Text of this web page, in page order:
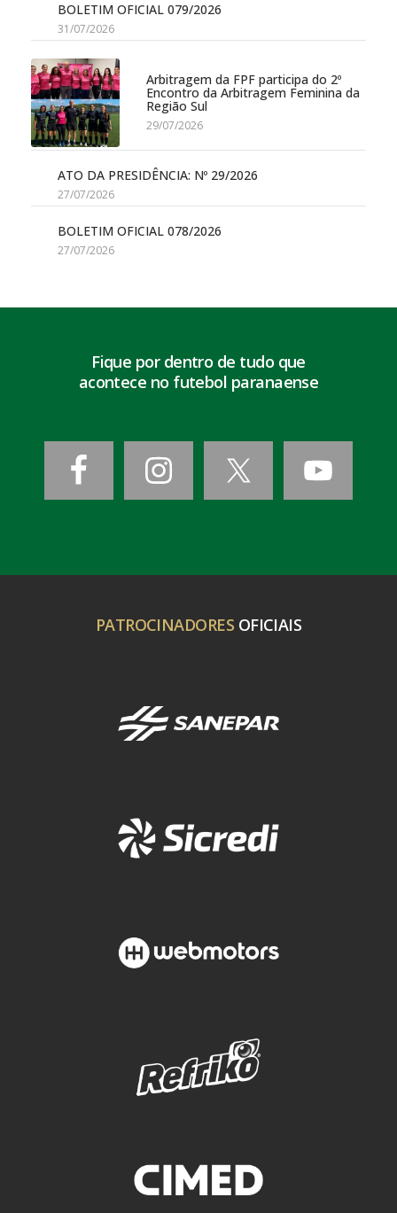
BOLETIM OFICIAL 079/2026
31/07/2026
Arbitragem da FPF participa do 2º
Encontro da Arbitragem Feminina da
Região Sul
29/07/2026
ATO DA PRESIDÊNCIA: Nº 29/2026
27/07/2026
BOLETIM OFICIAL 078/2026
27/07/2026
Fique por dentro de tudo que
acontece no futebol paranaense
PATROCINADORES OFICIAIS